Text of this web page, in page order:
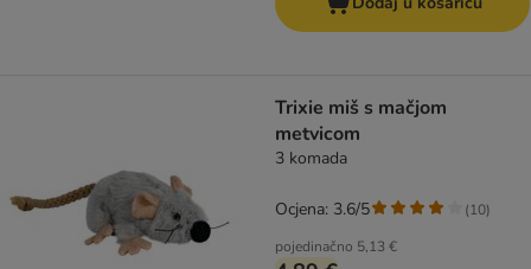
Trixie miš s mačjom
metvicom
3 komada
pojedinačno 5,13 €
Ocjena: 3.6/5 (10)